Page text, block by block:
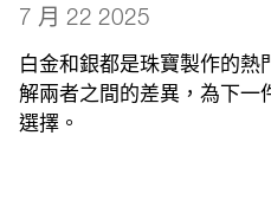
7 月 22 2025
白金和銀都是珠寶製作的熱
解兩者之間的差異，為下一
選擇。